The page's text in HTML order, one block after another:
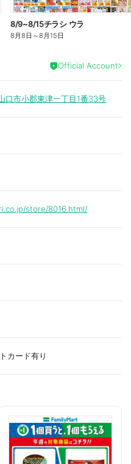
8/9~8/15チラシ ウラ
8月8日 ～8月15日
Official Account
口市小郡東津一丁目1番33号
store/8016.html/
カード有り